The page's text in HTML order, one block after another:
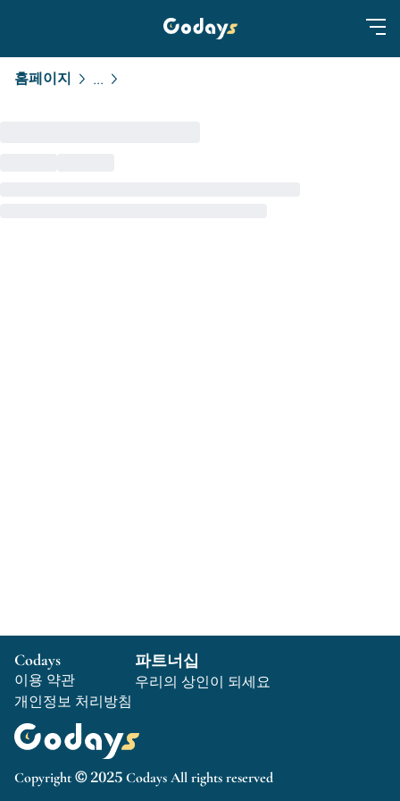
홈페이지 ...
Copyright © 2025 Codays All rights reserved
Codays
이용 약관
개인정보 처리방침
파트너십
우리의 상인이 되세요